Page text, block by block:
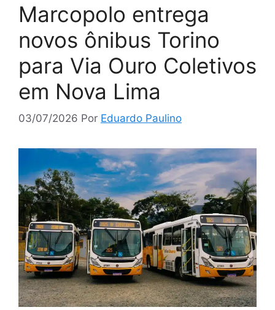
Marcopolo entrega
novos ônibus Torino
para Via Ouro Coletivos
em Nova Lima
03/07/2026 Por Eduardo Paulino